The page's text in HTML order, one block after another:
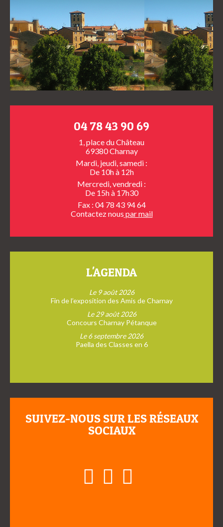
04 78 43 90 69
1, place du Château
69380 Charnay
Mardi, jeudi, samedi :
De 10h à 12h
Mercredi, vendredi :
De 15h à 17h30
Fax : 04 78 43 94 64
Contactez nous par mail
L'AGENDA
Le 9 août 2026
Fin de l’exposition des Amis de Charnay
Le 29 août 2026
Concours Charnay Pétanque
Le 6 septembre 2026
Paella des Classes en 6
SUIVEZ-NOUS SUR LES RÉSEAUX
SOCIAUX